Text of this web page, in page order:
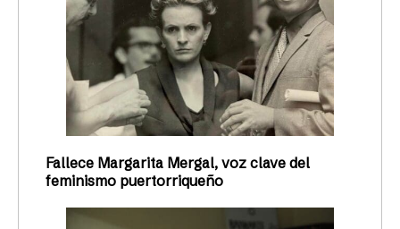
Fallece Margarita Mergal, voz clave del
feminismo puertorriqueño